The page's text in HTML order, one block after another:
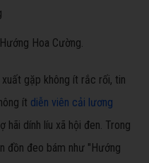
Hoa Cường.
xuất gặp không ít rắc rối, tin
ít diễn viên cải lương
hãi dính líu xã hội đen. Trong
đồn đeo bám như "Hướng